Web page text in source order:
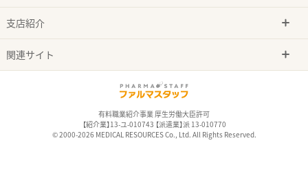
支店紹介
関連サイト
有料職業紹介事業 厚生労働大臣許可
【紹介業】13-ユ-010743 【派遣業】派 13-010770
© 2000-2026 MEDICAL RESOURCES Co., Ltd. All Rights Reserved.